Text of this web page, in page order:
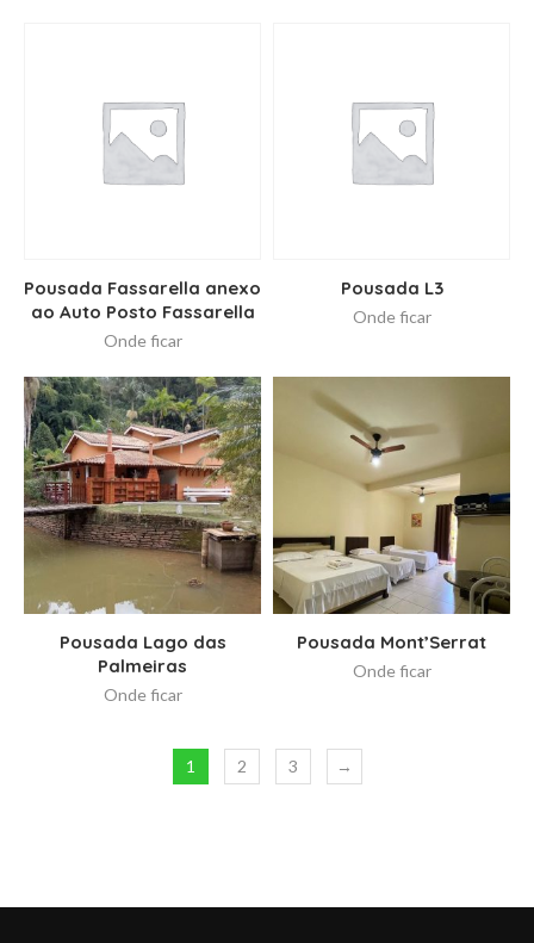
Pousada Fassarella anexo
ao Auto Posto Fassarella
Onde ficar
Pousada L3
Onde ficar
Pousada Lago das
Palmeiras
Onde ficar
Pousada Mont’Serrat
Onde ficar
1 2 3 →